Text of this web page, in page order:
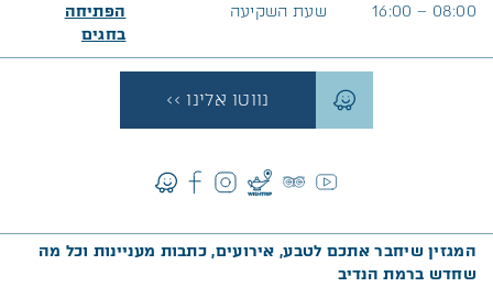
08:00 – 16:00
שעת השקיעה
הפתיחה
בחגים
נווטו אלינו >>
המגזין שיחבר אתכם לטבע, אירועים, כתבות מעניינות וכל מה
שחדש ברמת הנדיב